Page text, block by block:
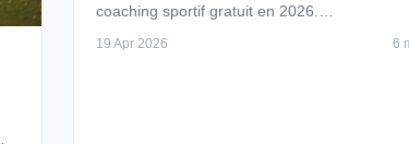
coaching sportif gratuit en 2026.
…
19 Apr 2026 6